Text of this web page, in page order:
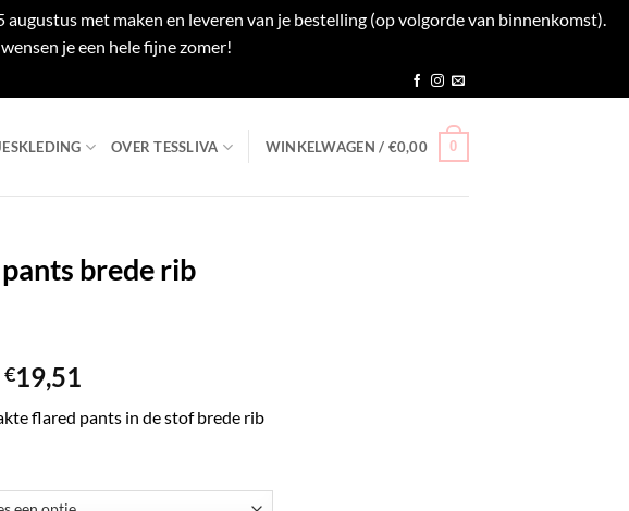
met maken en leveren van je bestelling (op volgorde van binnenkomst).
je een hele fijne zomer!
OVER TESSLIVA WINKELWAGEN / €0,00 0
brede rib
Oorspronkelijke
prijs
was:
€19,51
is:
flared pants in de stof brede rib